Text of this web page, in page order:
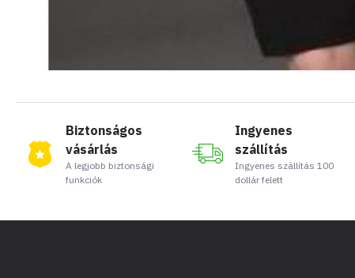
Biztonságos
vásárlás
A legjobb biztonsági
funkciók
Ingyenes
szállítás
Ingyenes szállítás 100
dollár felett